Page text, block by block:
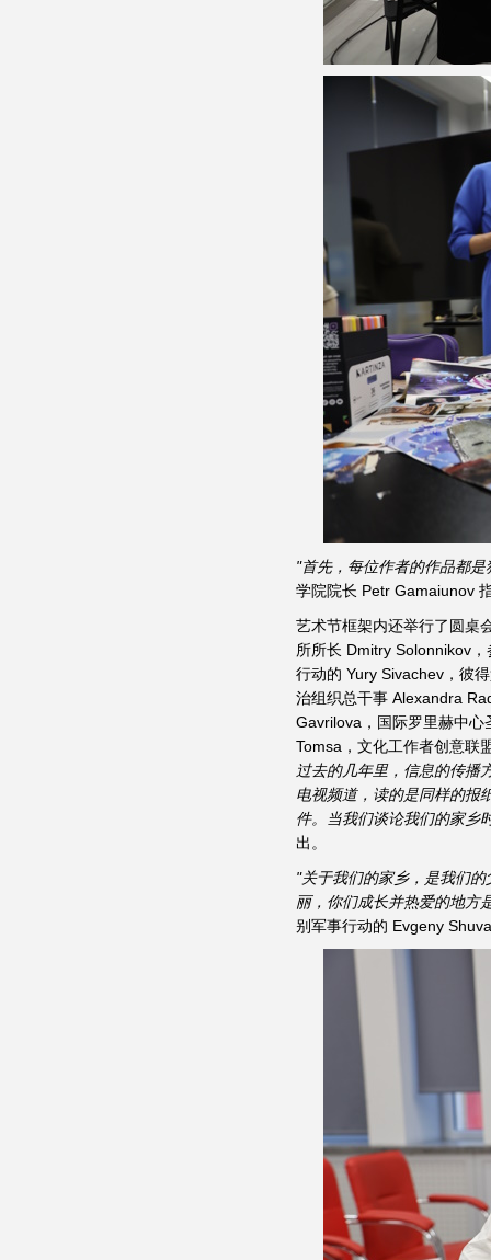
"首先，每位作者的作品都
学院院长 Petr Gamaiunov
艺术节框架内还举行了圆桌
所所长 Dmitry Solonnikov
行动的 Yury Sivachev，彼
治组织总干事 Alexandra
Gavrilova，国际罗里赫中
Tomsa，文化工作者创意联
过去的几年里，信息的传播
电视频道，读的是同样的报
件。当我们谈论我们的家
出。
"关于我们的家乡，是我们
丽，你们成长并热爱的地
别军事行动的 Evgeny